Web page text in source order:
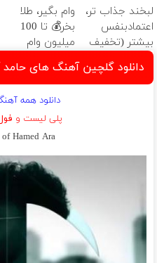
خرید40%تخفیف
لبخند جذاب تر،
اعتمادبنفس
بیشتر (تخفیف
تا امشب)
وام بگیر، طلا
بخر💰 تا 100
میلیون وام
فوری بدون
ضامن
دانلود گلچین آهنگ های حامد
دانلود همه
پلی لیست و
Hamed Ara